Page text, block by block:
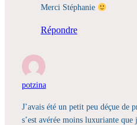
Merci Stéphanie
Répondre
potzina
J’avais été un petit peu déçue de
s’est avérée moins luxuriante